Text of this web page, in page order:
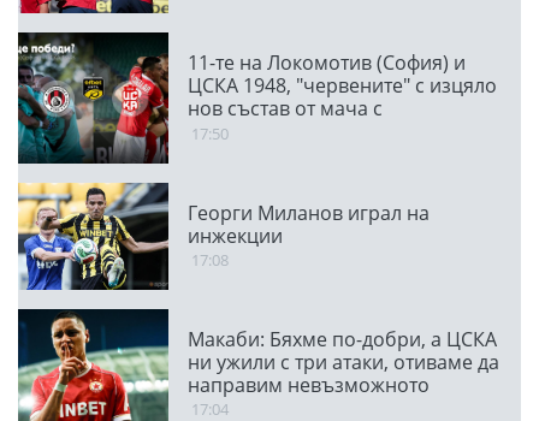
11-те на Локомотив (София) и
ЦСКА 1948, "червените" с изцяло
нов състав от мача с
Панатинайкос
17:50
Георги Миланов играл на
инжекции
17:08
Макаби: Бяхме по-добри, а ЦСКА
ни ужили с три атаки, отиваме да
направим невъзможното
17:04